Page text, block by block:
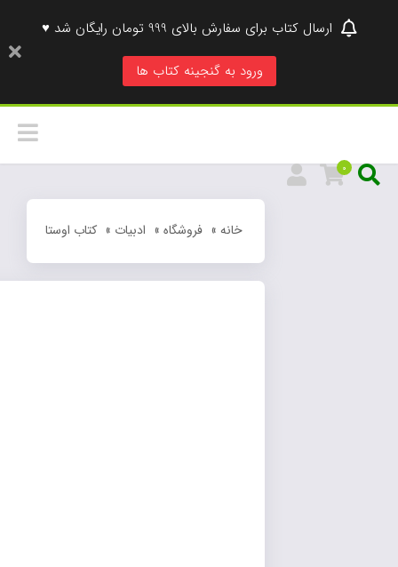
ارسال کتاب برای سفارش بالای 999 تومان رایگان شد ♥
ورود به گنجینه کتاب ها
فروشگاه » ادبیات» کتاب اوستا